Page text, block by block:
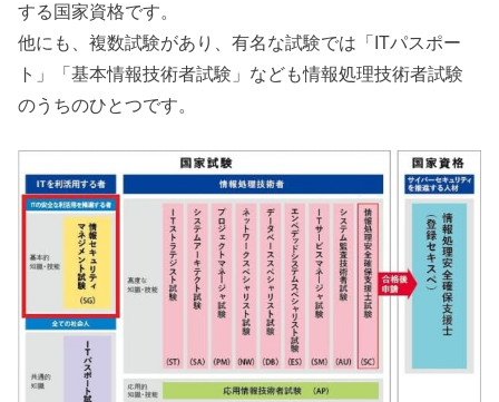
する国家資格です。
他にも、複数試験があり、有名な試験では「ITパスポー
ト」「基本情報技術者試験」なども情報処理技術者試験
のうちのひとつです。